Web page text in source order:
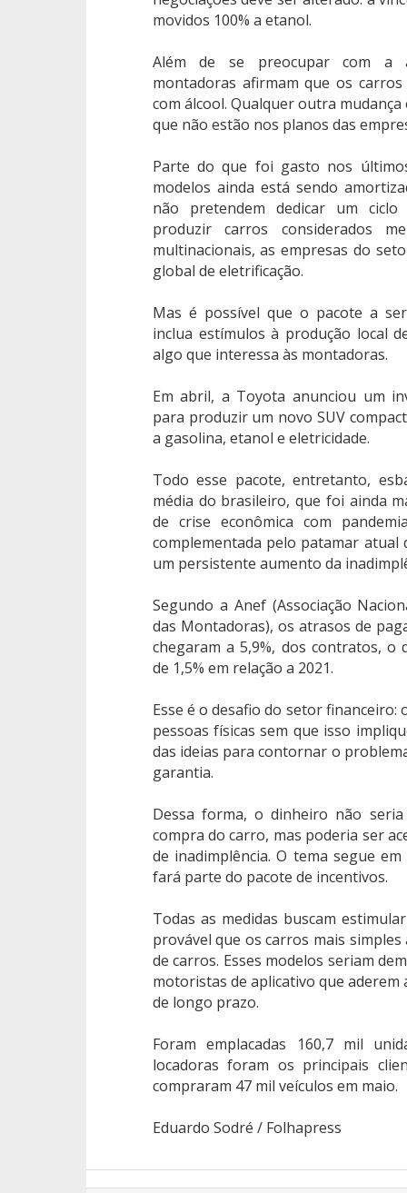
movidos 100% a etanol.
Além de se preocupar com a
montadoras afirmam que os
com álcool. Qualquer outra
que não estão nos planos das
Parte do que foi gasto nos
modelos ainda está sendo
não pretendem dedicar um
produzir carros considerados
multinacionais, as empresas do
global de eletrificação.
Mas é possível que o pacote a
inclua estímulos à produção local
algo que interessa às montadoras.
Em abril, a Toyota anunciou um
para produzir um novo SUV
a gasolina, etanol e eletricidade.
Todo esse pacote, entretanto,
média do brasileiro, que foi ainda
de crise econômica com
complementada pelo patamar atual
um persistente aumento da
Segundo a Anef (Associação
das Montadoras), os atrasos de
chegaram a 5,9%, dos contratos,
de 1,5% em relação a 2021.
Esse é o desafio do setor
pessoas físicas sem que isso
das ideias para contornar o
garantia.
Dessa forma, o dinheiro não
compra do carro, mas poderia ser
de inadimplência. O tema segue
fará parte do pacote de incentivos.
Todas as medidas buscam
provável que os carros mais
de carros. Esses modelos seriam
motoristas de aplicativo que
de longo prazo.
Foram emplacadas 160,7 mil
locadoras foram os principais
compraram 47 mil veículos em maio.
Eduardo Sodré / Folhapress